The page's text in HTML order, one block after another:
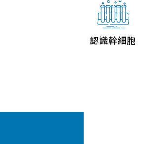
認識幹細胞